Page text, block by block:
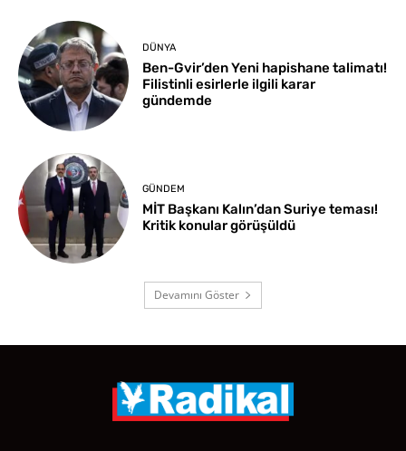
DÜNYA
Ben-Gvir’den Yeni hapishane talimatı!
Filistinli esirlerle ilgili karar
gündemde
GÜNDEM
MİT Başkanı Kalın’dan Suriye teması!
Kritik konular görüşüldü
Devamını Göster